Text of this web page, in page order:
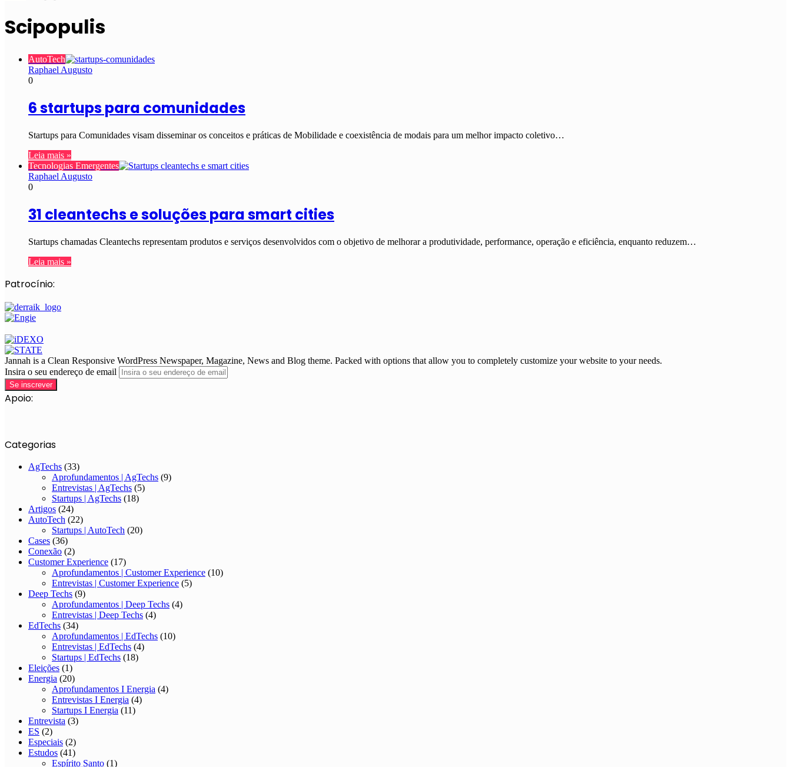
Scipopulis
AutoTech
Raphael Augusto
0
6 startups para comunidades
Startups para Comunidades visam disseminar os conceitos e práticas de Mobilidade e coexistência de modais para um melhor impacto coletivo…
Leia mais »
Tecnologias Emergentes
Raphael Augusto
0
31 cleantechs e soluções para smart cities
Startups chamadas Cleantechs representam produtos e serviços desenvolvidos com o objetivo de melhorar a produtividade, performance, operação e eficiência, enquanto reduzem…
Leia mais »
Patrocínio:
Jannah is a Clean Responsive WordPress Newspaper, Magazine, News and Blog theme. Packed with options that allow you to completely customize your website to your needs.
Insira o seu endereço de email
Apoio:
Categorias
AgTechs (33)
Aprofundamentos | AgTechs (9)
Entrevistas | AgTechs (5)
Startups | AgTechs (18)
Artigos (24)
AutoTech (22)
Startups | AutoTech (20)
Cases (36)
Conexão (2)
Customer Experience (17)
Aprofundamentos | Customer Experience (10)
Entrevistas | Customer Experience (5)
Deep Techs (9)
Aprofundamentos | Deep Techs (4)
Entrevistas | Deep Techs (4)
EdTechs (34)
Aprofundamentos | EdTechs (10)
Entrevistas | EdTechs (4)
Startups | EdTechs (18)
Eleições (1)
Energia (20)
Aprofundamentos I Energia (4)
Entrevistas I Energia (4)
Startups I Energia (11)
Entrevista (3)
ES (2)
Especiais (2)
Estudos (41)
Espírito Santo (1)